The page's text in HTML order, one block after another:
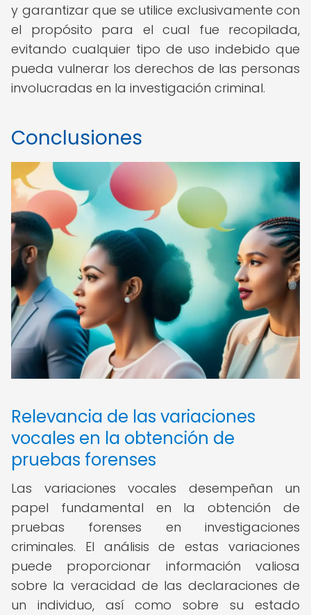
y garantizar que se utilice exclusivamente con
el propósito para el cual fue recopilada,
evitando cualquier tipo de uso indebido que
pueda vulnerar los derechos de las personas
involucradas en la investigación criminal.
Conclusiones
Relevancia de las variaciones
vocales en la obtención de
pruebas forenses
Las variaciones vocales desempeñan un
papel fundamental en la obtención de
pruebas forenses en investigaciones
criminales. El análisis de estas variaciones
puede proporcionar información valiosa
sobre la veracidad de las declaraciones de
un individuo, así como sobre su estado